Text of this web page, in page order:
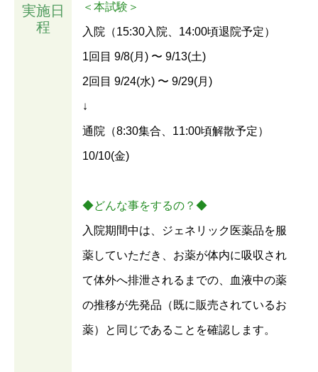
実施日
程
＜本試験＞
入院（15:30入院、14:00頃退院予定）
1回目 9/8(⽉) 〜 9/13(⼟)
2回目 9/24(⽔) 〜 9/29(⽉)
↓
通院（8:30集合、11:00頃解散予定）
10/10(⾦)
◆どんな事をするの？◆
入院期間中は、ジェネリック医薬品を服
薬していただき、お薬が体内に吸収され
て体外へ排泄されるまでの、血液中の薬
の推移が先発品（既に販売されているお
薬）と同じであることを確認します。